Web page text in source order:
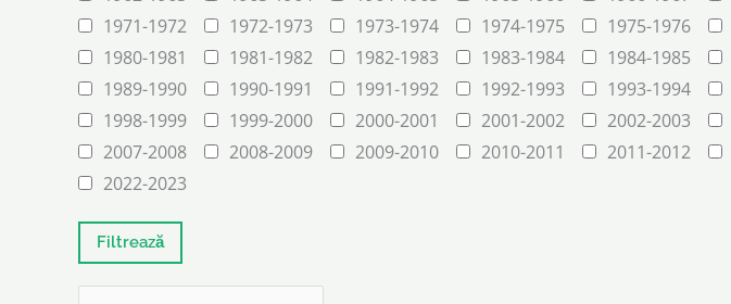
1971-1972
1972-1973 1973-1974 1974-1975 1975-1976
1980-1981
1981-1982 1982-1983 1983-1984 1984-1985
1989-1990
1990-1991 1991-1992 1992-1993 1993-1994
1998-1999
1999-2000 2000-2001 2001-2002 2002-2003
2007-2008
2008-2009 2009-2010 2010-2011 2011-2012
2022-2023